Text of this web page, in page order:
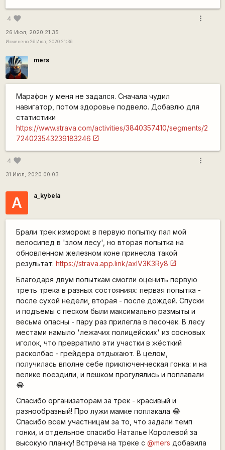
4 favorite
26 Июл, 2020 21:35
Изменено 26 Июл, 2020 21:36
more_vert
mers
Марафон у меня не задался. Сначала чудил
навигатор, потом здоровье подвело. Добавлю для
статистики
https://www.strava.com/activities/3840357410/segments/2
724023543239183246
4 favorite
31 Июл, 2020 00:03
more_vert
A a_kybela
Брали трек измором: в первую попытку пал мой
велосипед в 'злом лесу', но вторая попытка на
обновленном железном коне принесла такой
результат: https://strava.app.link/axIV3K3Ry8
Благодаря двум попыткам смогли оценить первую
треть трека в разных состояниях: первая попытка -
после сухой недели, вторая - после дождей. Спуски
и подъемы с песком были максимально размыты и
весьма опасны - пару раз прилегла в песочек. В лесу
местами намыло 'лежачих полицейских' из сосновых
иголок, что превратило эти участки в жёсткий
расколбас - грейдера отдыхают. В целом,
получилась вполне себе приключенческая гонка: и на
велике поездили, и пешком прогулялись и поплавали
😂
Спасибо организаторам за трек - красивый и
разнообразный! Про лужи мамке поплакала 😂
Спасибо всем участницам за то, что задали темп
гонки, и отдельное спасибо Наталье Королевой за
высокую планку! Встреча на треке с @mers добавила